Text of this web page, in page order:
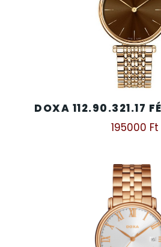
DOXA 112.90.321.17
195000 Ft